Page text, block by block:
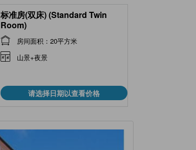
标准房(双床) (Standard Twin
Room)
房间面积：20平方米
山景+夜景
请选择日期以查看价格